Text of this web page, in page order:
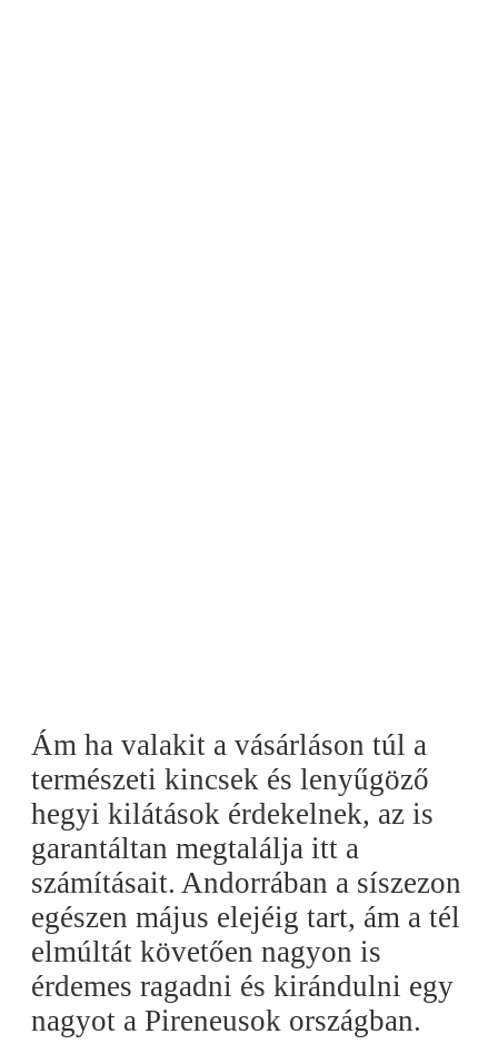
Ám ha valakit a vásárláson túl a
természeti kincsek és lenyűgöző
hegyi kilátások érdekelnek, az is
garantáltan megtalálja itt a
számításait. Andorrában a síszezon
egészen május elejéig tart, ám a tél
elmúltát követően nagyon is
érdemes ragadni és kirándulni egy
nagyot a Pireneusok országban.